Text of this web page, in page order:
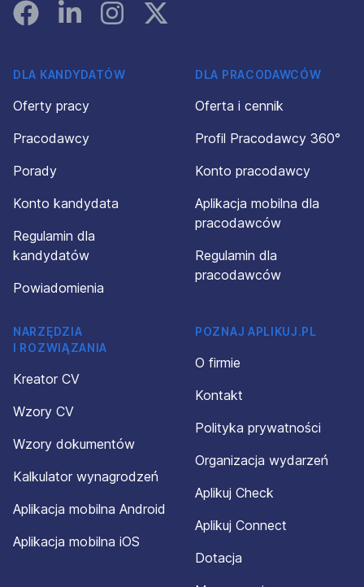
FacebookLinked InInstagramInstagram
DLA KANDYDATÓW
Oferty pracy
Pracodawcy
Porady
Konto kandydata
Regulamin dla
kandydatów
Powiadomienia
DLA PRACODAWCÓW
Oferta i cennik
Profil Pracodawcy 360°
Konto pracodawcy
Aplikacja mobilna dla
pracodawców
Regulamin dla
pracodawców
NARZĘDZIA
I ROZWIĄZANIA
Kreator CV
Wzory CV
Wzory dokumentów
Kalkulator wynagrodzeń
Aplikacja mobilna Android
Aplikacja mobilna iOS
POZNAJ APLIKUJ.PL
O firmie
Kontakt
Polityka prywatności
Organizacja wydarzeń
Aplikuj Check
Aplikuj Connect
Dotacja